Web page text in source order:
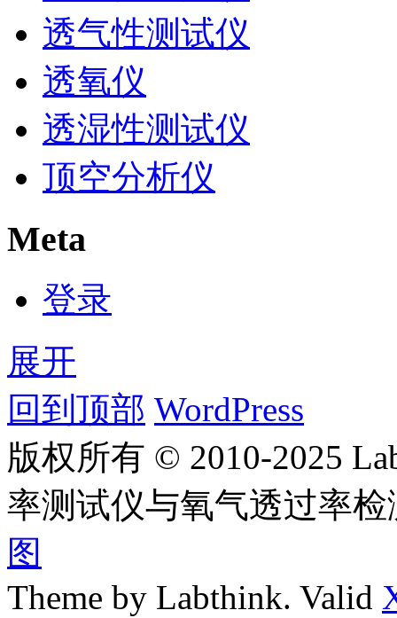
透气性测试仪
透氧仪
透湿性测试仪
顶空分析仪
Meta
登录
展开
回到顶部 WordPress
版权所有 © 2010-2025
率测试仪与氧气透过率
图
Theme by Labthink. Valid